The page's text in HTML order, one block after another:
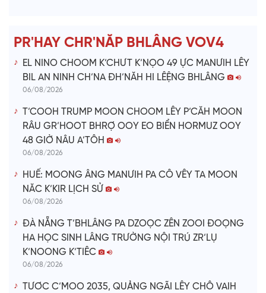
e
o
PR'HAY CHR'NĂP BHLÂNG VOV4
EL NINO CHOOM K’CHƯT K’NỌO 49 ỰC MANƯIH LÊY
BIL AN NINH CH’NA ĐH’NĂH HI LÊỆNG BHLÂNG
06/08/2026
T’COOH TRUMP MOON CHOOM LÊY P’CĂH MOON
RÂU GR’HOOT BHRỢ OOY EO BIỂN HORMUZ OOY
48 GIỜ NÂU A’TÔH
06/08/2026
HUẾ: MOONG ÂNG MANƯIH PA CÔ VÊY TA MOON
NĂC K’KIR LỊCH SỬ
06/08/2026
ĐÀ NẴNG T’BHLÂNG PA DZOỌC ZÊN ZOOI ĐOỌNG
HA HỌC SINH LÂNG TRƯỜNG NỘI TRÚ ZR’LỤ
K’NOONG K’TIÊC
06/08/2026
TƯƠC C’MOO 2035, QUẢNG NGÃI LÊY CHÔ VAIH